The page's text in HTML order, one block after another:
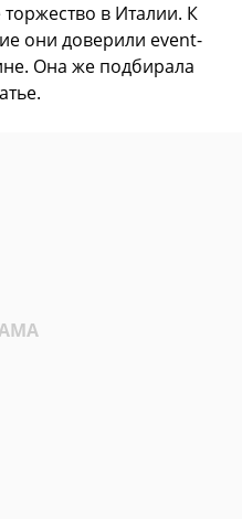
в Италии. К
они доверили event-
Она же подбирала